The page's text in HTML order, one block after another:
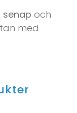
senap och
med